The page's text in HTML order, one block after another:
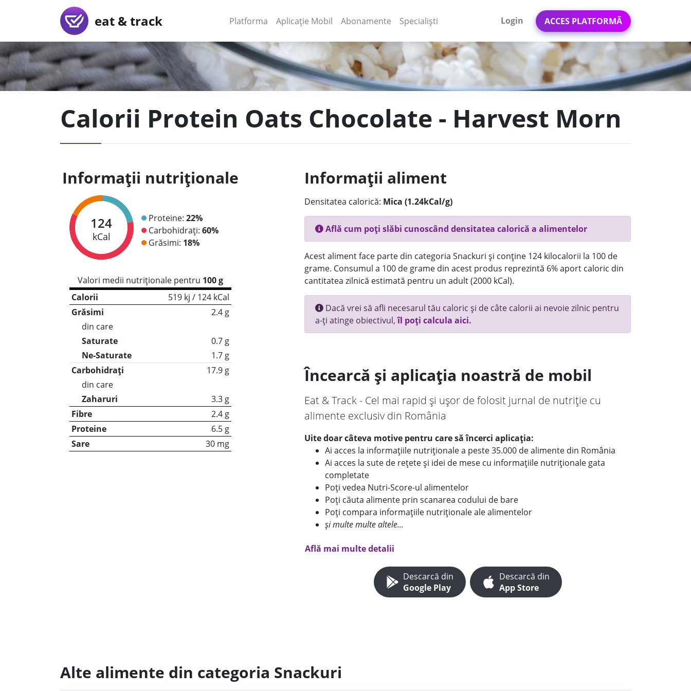
eat & track Platforma (current)
Aplicație Mobil (current)
Abonamente Specialiști Login ACCES PLATFORMĂ
Calorii Protein Oats Chocolate - Harvest Morn
Informații nutriționale
124
kCal
Proteine: 22%
Carbohidrați: 60%
Grăsimi: 18%
Valori medii nutriționale pentru 100 g
Calorii
519 kj / 124 kCal
Grăsimi
2.4 g
din care
Saturate
0.7 g
Ne-Saturate
1.7 g
Carbohidrați
17.9 g
din care
Zaharuri
3.3 g
Fibre
2.4 g
Proteine
6.5 g
Sare
30 mg
Informații aliment
Densitatea calorică: Mica (1.24kCal/g)
Află cum poți slăbi cunoscând densitatea calorică a alimentelor
Acest aliment face parte din categoria Snackuri și conține 124 kilocalorii la 100 de
grame. Consumul a 100 de grame din acest produs reprezintă 6% aport caloric din
cantitatea zilnică estimată pentru un adult (2000 kCal).
Dacă vrei să afli necesarul tău caloric și de câte calorii ai nevoie zilnic pentru
a-ți atinge obiectivul,îl poți calcula aici.
Încearcă și aplicația noastră de mobil
Eat & Track - Cel mai rapid și ușor de folosit jurnal de nutriție cu
alimente exclusiv din România
Uite doar câteva motive pentru care să încerci aplicația:
Ai acces la informațiile nutriționale a peste 35.000 de alimente din România
Ai acces la sute de rețete și idei de mese cu informațiile nutriționale gata
completate
Poți vedea Nutri-Score-ul alimentelor
Poți căuta alimente prin scanarea codului de bare
Poți compara informațiile nutriționale ale alimentelor
și multe multe altele...
Află mai multe detalii
Descarcă din
Google Play
Descarcă din
App Store
Alte alimente din categoria Snackuri